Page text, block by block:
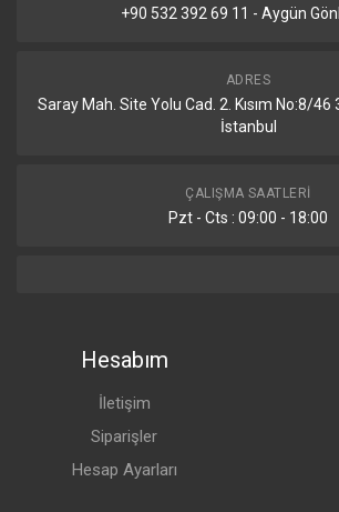
+90 532 392 69 11 - Aygün
ADRES
Saray Mah. Site Yolu Cad. 2. Kısım No:8/
İstanbul
ÇALIŞMA SAATLERI
Pzt - Cts : 09:00 - 18:00
Hesabım
İletişim
Siparişler
Hesap Ayarları